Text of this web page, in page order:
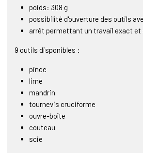
poids: 308 g
possibilité d'ouverture des outils
arrêt permettant un travail exact et
9 outils disponibles :
pince
lime
mandrin
tournevis cruciforme
ouvre-boîte
couteau
scie